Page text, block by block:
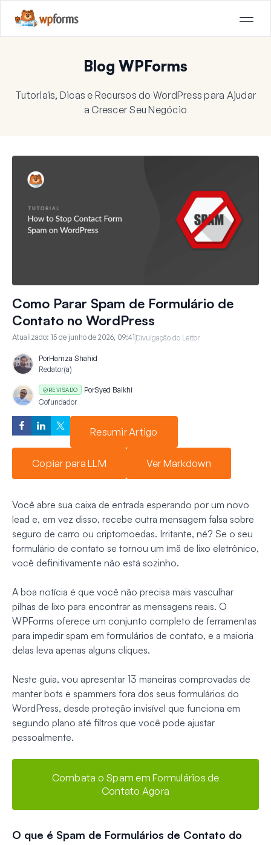
Blog WPForms
Tutoriais, Dicas e Recursos do WordPress para Ajudar
a Crescer Seu Negócio
Como Parar Spam de Formulário de
Contato no WordPress
Atualizado: 15 de junho de 2026, 09:41 Divulgação do Leitor
PorHamza Shahid
Redator(a)
REVISADO PorSyed Balkhi
Cofundador
Resumir Artigo
Copiar para LLM Ver Markdown
Você abre sua caixa de entrada esperando por um novo
lead e, em vez disso, recebe outra mensagem falsa sobre
seguro de carro ou criptomoedas. Irritante, né? Se o seu
formulário de contato se tornou um ímã de lixo eletrônico,
você definitivamente não está sozinho.
A boa notícia é que você não precisa mais vasculhar
pilhas de lixo para encontrar as mensagens reais. O
WPForms oferece um conjunto completo de ferramentas
para impedir spam em formulários de contato, e a maioria
delas leva apenas alguns cliques.
Neste guia, vou apresentar 13 maneiras comprovadas de
manter bots e spammers fora dos seus formulários do
WordPress, desde proteção invisível que funciona em
segundo plano até filtros que você pode ajustar
pessoalmente.
Combata o Spam em Formulários de
Contato Agora
O que é Spam de Formulários de Contato do